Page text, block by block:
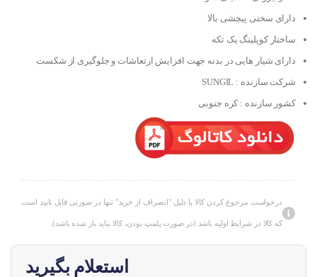
دارای سختی پیچشی بالا
ساختار کوپلینگ یک تکه
دارای شیار هایی در بدنه جهت افزایش ارتعاشات و جلوگیری از شکست
شرکت سازنده : SUNGIL
کشور سازنده : کره جنوبی
درخواست مرجوع کردن کالا با دلیل "انصراف از خرید" تنها در صورتی قابل تایید است
که کالا در شرایط اولیه باشد (در صورت پلمپ بودن، کالا نباید باز شده باشد).
استعلام بگیرید